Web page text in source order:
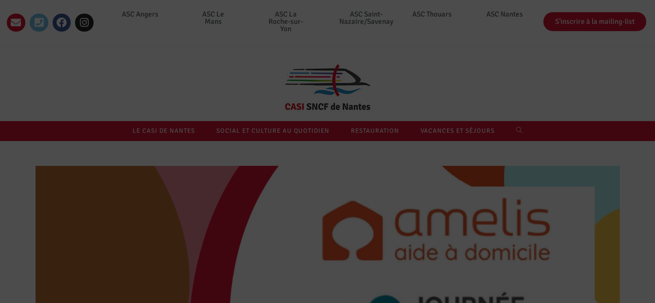
ASC Angers
ASC Le
Mans
ASC La
Roche-sur-
Yon
ASC Saint-
Nazaire/Savenay
ASC Thouars
ASC Nantes
S'inscrire à la mailing-list
LE CASI DE NANTES SOCIAL ET CULTURE AU QUOTIDIEN RESTAURATION VACANCES ET SÉJOURS